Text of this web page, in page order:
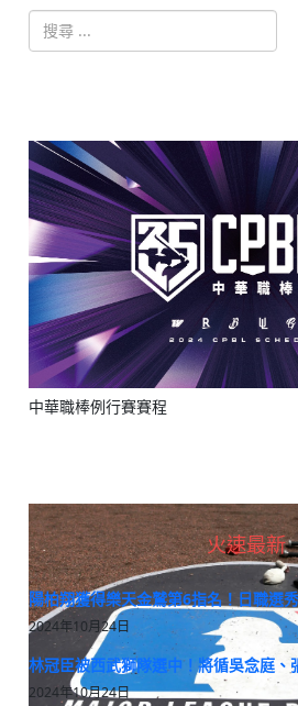
搜索
中華職棒例行賽賽程
火速最新
陽柏翔獲得樂天金鷲第6指名！日職選
2024年10月24日
林冠臣被西武獅隊選中！將循吳念庭、
2024年10月24日